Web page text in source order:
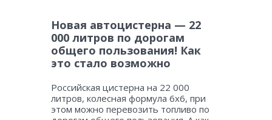
Новая автоцистерна — 22
000 литров по дорогам
общего пользования! Как
это стало возможно
Российская цистерна на 22 000
литров, колесная формула 6х6, при
этом можно перевозить топливо по